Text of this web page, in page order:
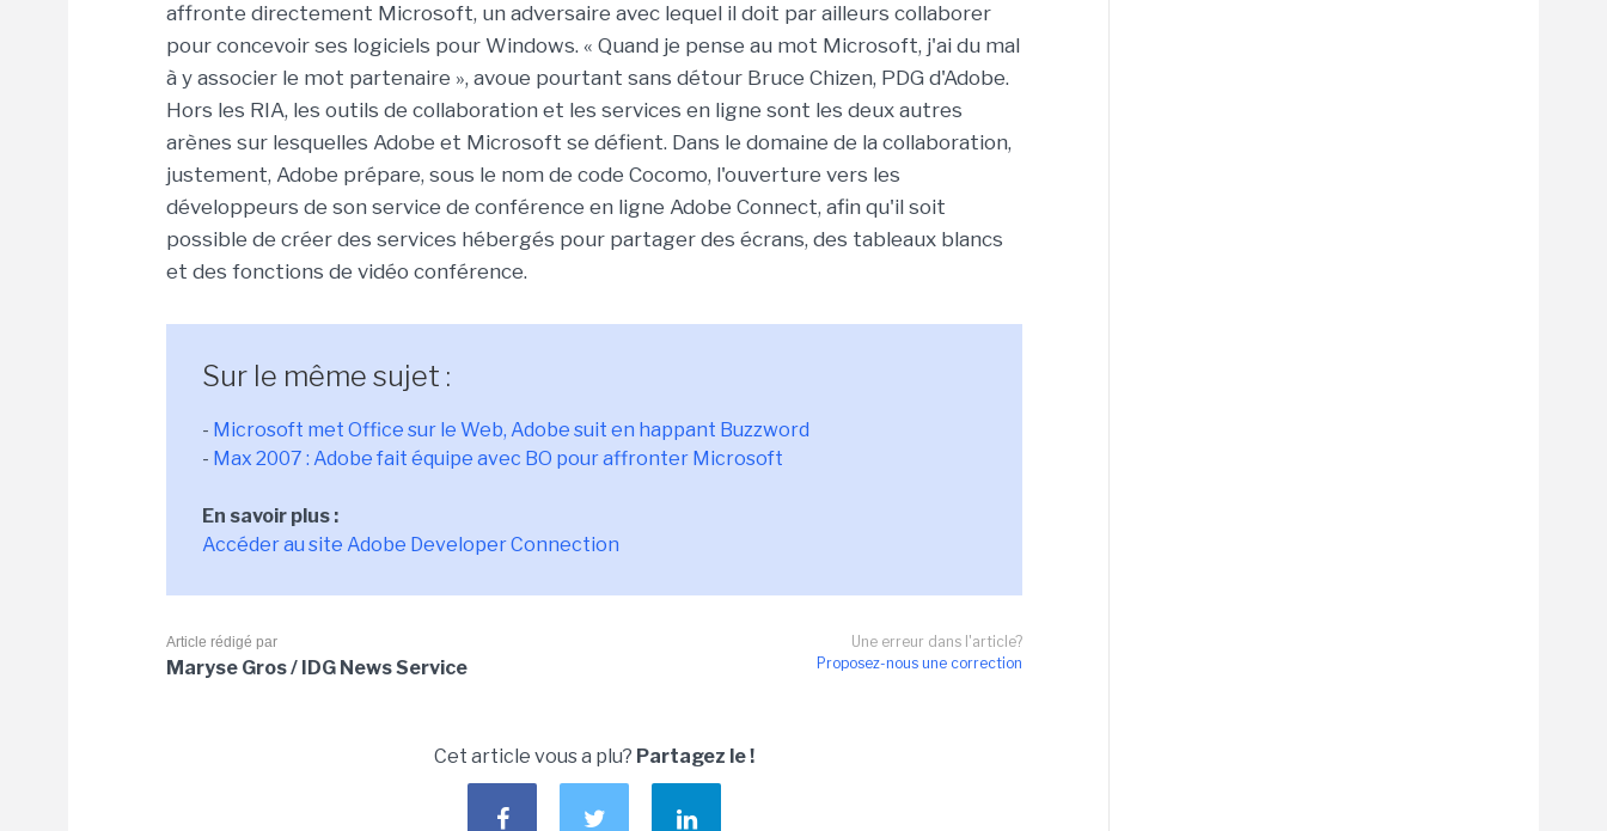
affronte directement Microsoft, un adversaire avec lequel il doit par ailleurs collaborer
pour concevoir ses logiciels pour Windows. « Quand je pense au mot Microsoft, j'ai du mal
à y associer le mot partenaire », avoue pourtant sans détour Bruce Chizen, PDG d'Adobe.
Hors les RIA, les outils de collaboration et les services en ligne sont les deux autres
arènes sur lesquelles Adobe et Microsoft se défient. Dans le domaine de la collaboration,
justement, Adobe prépare, sous le nom de code Cocomo, l'ouverture vers les
développeurs de son service de conférence en ligne Adobe Connect, afin qu'il soit
possible de créer des services hébergés pour partager des écrans, des tableaux blancs
et des fonctions de vidéo conférence.
Sur le même sujet :
- Microsoft met Office sur le Web, Adobe suit en happant Buzzword
- Max 2007 : Adobe fait équipe avec BO pour affronter Microsoft
En savoir plus :
Accéder au site Adobe Developer Connection
Une erreur dans l'article?
Proposez-nous une correction
Article rédigé par
Maryse Gros / IDG News Service
Cet article vous a plu? Partagez le !